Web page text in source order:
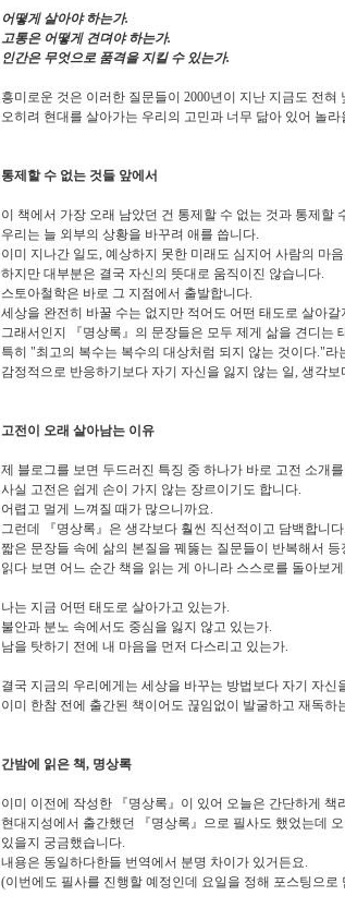
어떻게 살아야 하는가.
고통은 어떻게 견뎌야 하는가.
인간은 무엇으로 품격을 지킬 수 있는가.
흥미로운 것은 이러한 질문들이 2000년이 지난 지금도 전혀
오히려 현대를 살아가는 우리의 고민과 너무 닮아 있어 놀라
통제할 수 없는 것들 앞에서
이 책에서 가장 오래 남았던 건 통제할 수 없는 것과 통제할
우리는 늘 외부의 상황을 바꾸려 애를 씁니다.
이미 지나간 일도, 예상하지 못한 미래도 심지어 사람의 마
하지만 대부분은 결국 자신의 뜻대로 움직이진 않습니다.
스토아철학은 바로 그 지점에서 출발합니다.
세상을 완전히 바꿀 수는 없지만 적어도 어떤 태도로 살아
그래서인지 『명상록』의 문장들은 모두 제게 삶을 견디는
특히 "최고의 복수는 복수의 대상처럼 되지 않는 것이다."라
감정적으로 반응하기보다 자기 자신을 잃지 않는 일, 생각
고전이 오래 살아남는 이유
제 블로그를 보면 두드러진 특징 중 하나가 바로 고전 소개
사실 고전은 쉽게 손이 가지 않는 장르이기도 합니다.
어렵고 멀게 느껴질 때가 많으니까요.
그런데 『명상록』은 생각보다 훨씬 직선적이고 담백합니다.
짧은 문장들 속에 삶의 본질을 꿰뚫는 질문들이 반복해서 등
읽다 보면 어느 순간 책을 읽는 게 아니라 스스로를 돌아보
나는 지금 어떤 태도로 살아가고 있는가.
불안과 분노 속에서도 중심을 잃지 않고 있는가.
남을 탓하기 전에 내 마음을 먼저 다스리고 있는가.
결국 지금의 우리에게는 세상을 바꾸는 방법보다 자기 자
이미 한참 전에 출간된 책이어도 끊임없이 발굴하고 재독하
간밤에 읽은 책, 명상록
이미 이전에 작성한 『명상록』이 있어 오늘은 간단하게 책
현대지성에서 출간했던 『명상록』으로 필사도 했었는데
있을지 궁금했습니다.
내용은 동일하다한들 번역에서 분명 차이가 있거든요.
(이번에도 필사를 진행할 예정인데 요일을 정해 포스팅으